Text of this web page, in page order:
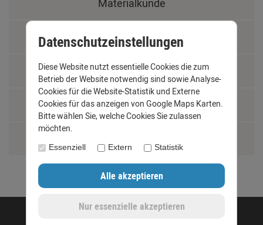
Materialkunde
Fachbegriffe
Jobs
Montage und Installationshilfen
©opyright 2020 - www.dachrinnen-shop.de
Datenschutzeinstellungen
Diese Website nutzt essentielle Cookies die zum
Betrieb der Website notwendig sind sowie Analyse-
Cookies für die Website-Statistik und Externe
Cookies für das anzeigen von Google Maps Karten.
Bitte wählen Sie, welche Cookies Sie zulassen
möchten.
Essenziell Extern Statistik